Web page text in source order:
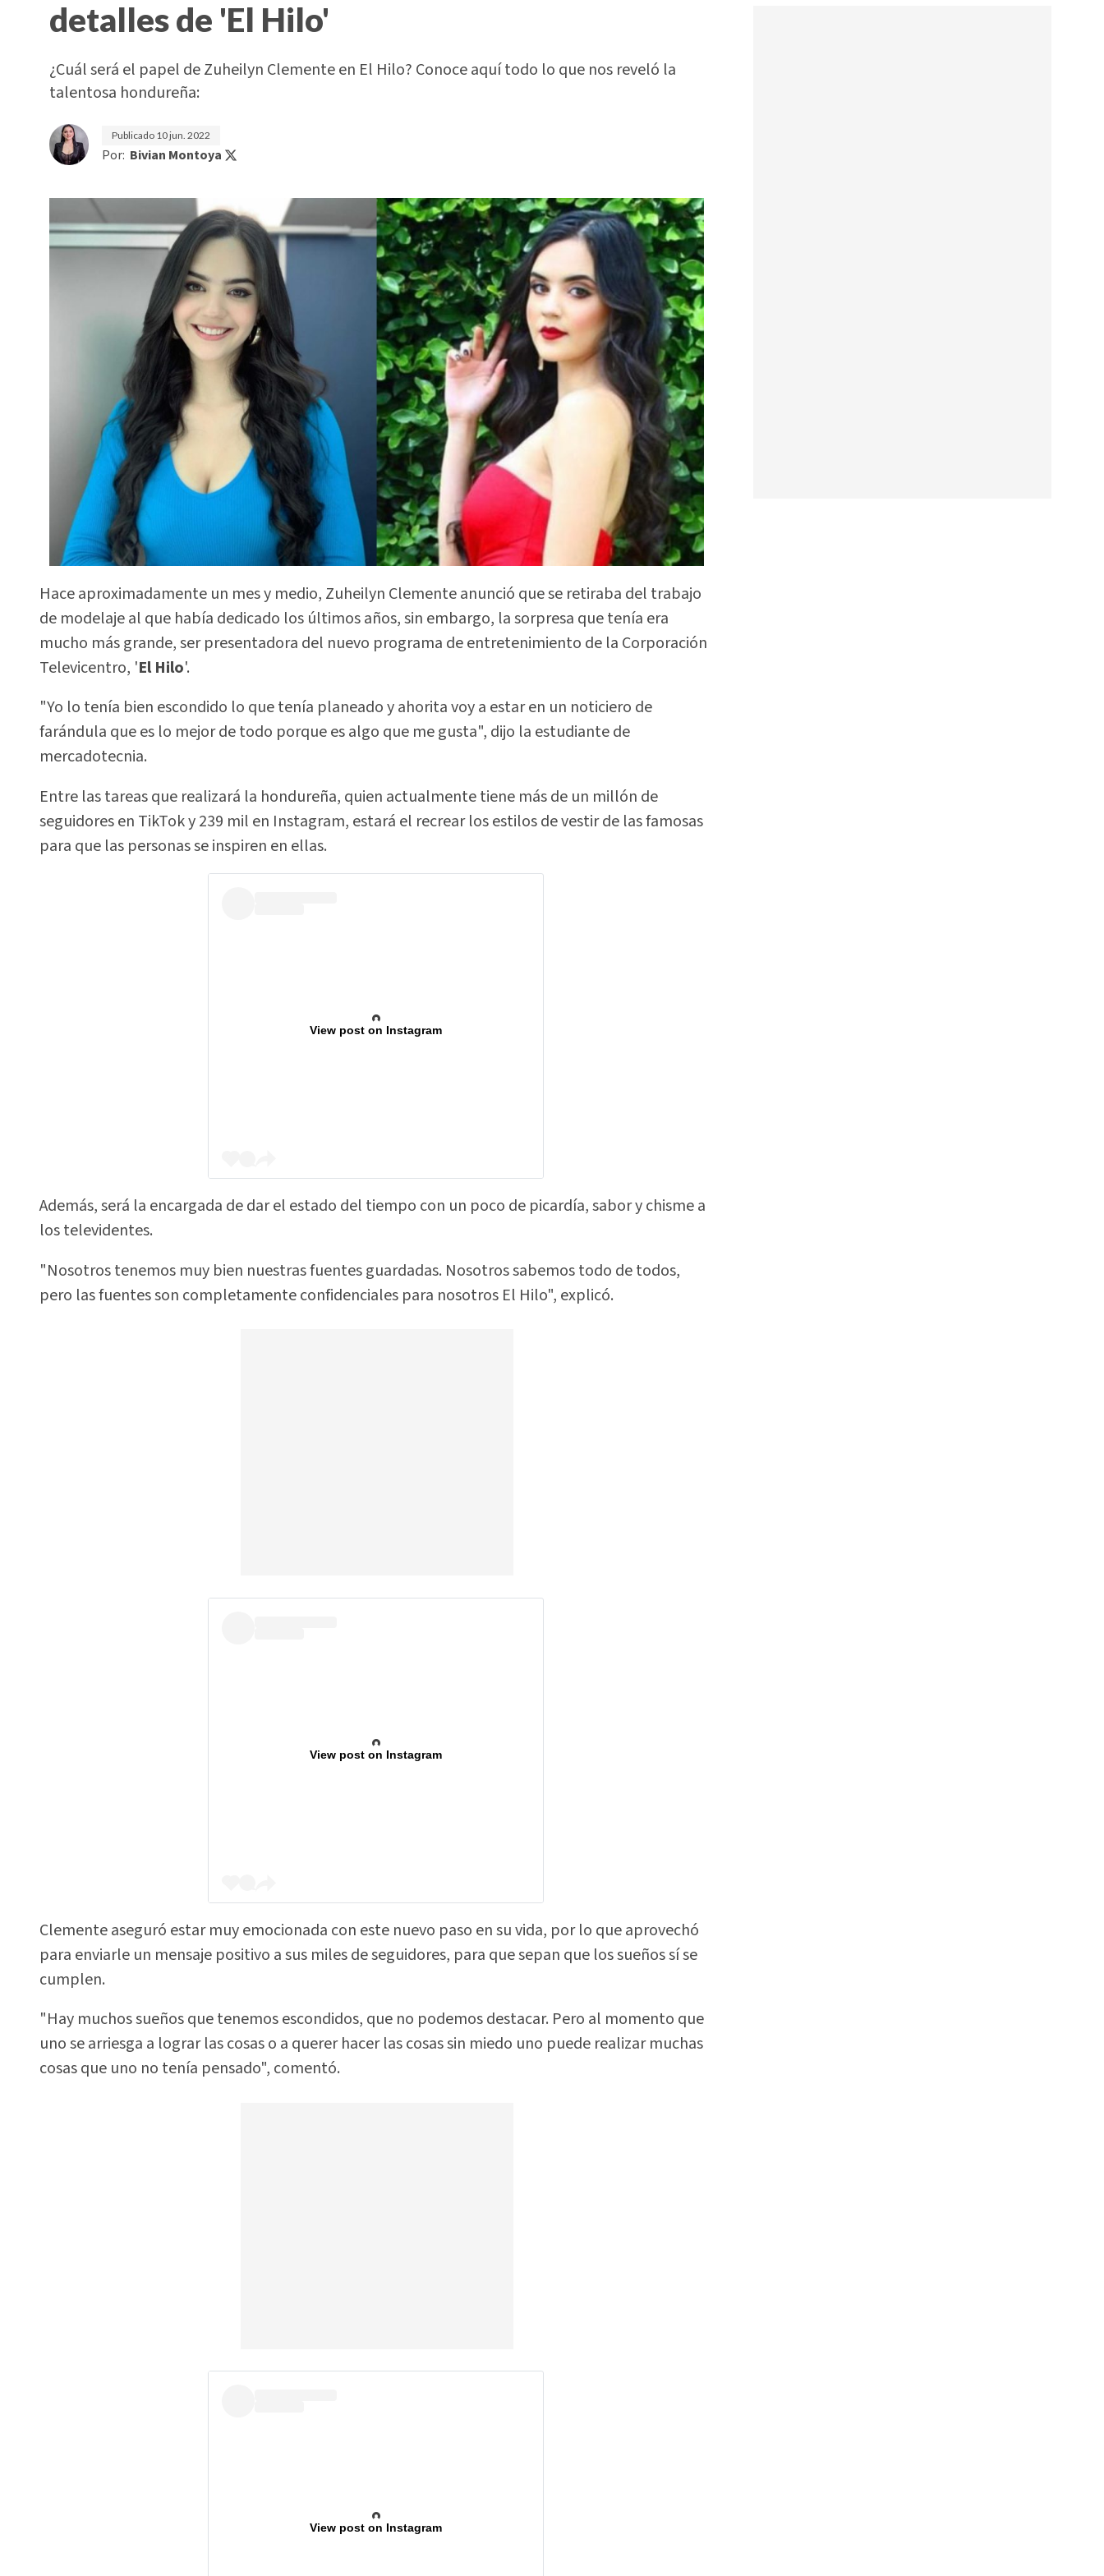
detalles de 'El Hilo'
¿Cuál será el papel de Zuheilyn Clemente en El Hilo? Conoce aquí todo lo que nos reveló la
talentosa hondureña:
Publicado 10 jun. 2022
Por: Bivian Montoya
Hace aproximadamente un mes y medio, Zuheilyn Clemente anunció que se retiraba del trabajo
de modelaje al que había dedicado los últimos años, sin embargo, la sorpresa que tenía era
mucho más grande, ser presentadora del nuevo programa de entretenimiento de la Corporación
Televicentro, 'El Hilo'.
"Yo lo tenía bien escondido lo que tenía planeado y ahorita voy a estar en un noticiero de
farándula que es lo mejor de todo porque es algo que me gusta", dijo la estudiante de
mercadotecnia.
Entre las tareas que realizará la hondureña, quien actualmente tiene más de un millón de
seguidores en TikTok y 239 mil en Instagram, estará el recrear los estilos de vestir de las famosas
para que las personas se inspiren en ellas.
View post on Instagram
Además, será la encargada de dar el estado del tiempo con un poco de picardía, sabor y chisme a
los televidentes.
"Nosotros tenemos muy bien nuestras fuentes guardadas. Nosotros sabemos todo de todos,
pero las fuentes son completamente confidenciales para nosotros El Hilo", explicó.
View post on Instagram
Clemente aseguró estar muy emocionada con este nuevo paso en su vida, por lo que aprovechó
para enviarle un mensaje positivo a sus miles de seguidores, para que sepan que los sueños sí se
cumplen.
"Hay muchos sueños que tenemos escondidos, que no podemos destacar. Pero al momento que
uno se arriesga a lograr las cosas o a querer hacer las cosas sin miedo uno puede realizar muchas
cosas que uno no tenía pensado", comentó.
View post on Instagram